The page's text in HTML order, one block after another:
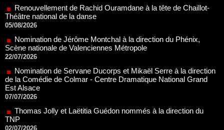
05/08/2026
Nomination de Jérôme Montchal à la direction du Phénix,
22/07/2026
Nomination de Servane Ducorps et Mikaël Serre à la direction
Est Alsace
07/07/2026
Thomas Jolly et Laëtitia Guédon nommés à la direction du
02/07/2026
Fonds SACD Théâtre : les lauréats 2026